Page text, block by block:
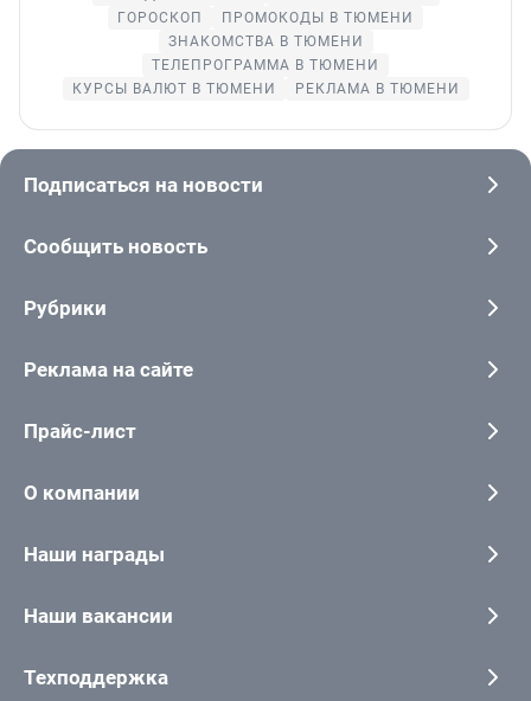
ГОРОСКОП
ПРОМОКОДЫ В ТЮМЕНИ
ЗНАКОМСТВА В ТЮМЕНИ
ТЕЛЕПРОГРАММА В ТЮМЕНИ
КУРСЫ ВАЛЮТ В ТЮМЕНИ
РЕКЛАМА В ТЮМЕНИ
Подписаться на новости
Сообщить новость
Рубрики
Реклама на сайте
Прайс-лист
О компании
Наши награды
Наши вакансии
Техподдержка